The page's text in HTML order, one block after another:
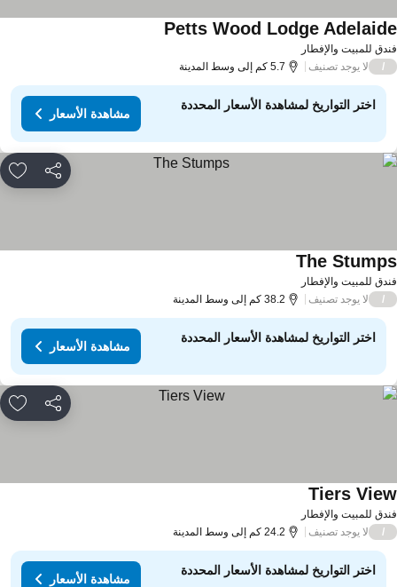
للمبيت والإفطار
Petts Wood Lodge
لا يوجد تصنيف 5.7 كم إلى وسط المدينة
اختر التواريخ لمشاهدة الأسعار المحددة
مشاهدة الأسعار
مشاركة
للمبيت والإفطار
The
لا يوجد تصنيف 38.2 كم إلى وسط المدينة
اختر التواريخ لمشاهدة الأسعار المحددة
مشاهدة الأسعار
مشاركة
للمبيت والإفطار
Tiers
لا يوجد تصنيف 24.2 كم إلى وسط المدينة
اختر التواريخ لمشاهدة الأسعار المحددة
مشاهدة الأسعار